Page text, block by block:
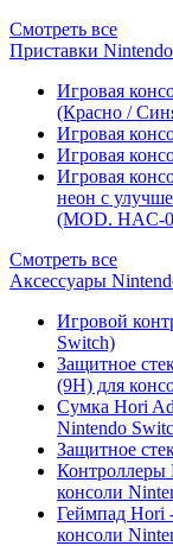
Смотреть все
Приставки
Игровая
(Красно /
Игровая
Игровая
Игровая
неон с
(MOD. HAC-
Смотреть все
Аксессуары
Игровой
Switch)
Защитное
(9H) для
Сумка Hori
Nintendo
Защитное
Контроллеры
консоли
Геймпад Hori
консоли